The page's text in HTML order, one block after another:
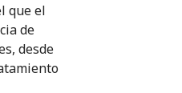
que el
de
desde